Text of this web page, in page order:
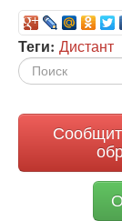
Теги: Дистант
Форма